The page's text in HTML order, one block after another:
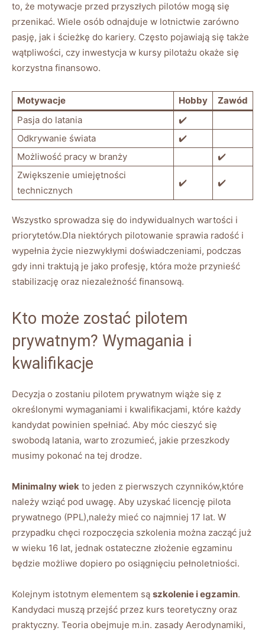
to, że motywacje⁣ przed‌ przyszłych pilotów mogą ⁢się
przenikać.⁤ Wiele osób odnajduje w lotnictwie zarówno
pasję, jak i ścieżkę do ⁢kariery. Często pojawiają się⁢ także
wątpliwości,⁤ czy inwestycja w kursy pilotażu‍ okaże się
korzystna finansowo.
Motywacje Hobby
Zawód
Pasja‍ do latania
✔️
Odkrywanie świata
✔️
Możliwość pracy​ w branży
✔️
Zwiększenie umiejętności⁣
technicznych
✔️ ✔️
Wszystko sprowadza się⁣ do indywidualnych wartości i
priorytetów.Dla niektórych pilotowanie sprawia radość i⁢
wypełnia życie niezwykłymi doświadczeniami, podczas
⁤gdy inni traktują je jako profesję, która może przynieść‌
stabilizację​ oraz⁣ niezależność ‌finansową.
Kto ‍może zostać pilotem
prywatnym?⁤ Wymagania​ i
kwalifikacje
Decyzja o‌ zostaniu ⁣pilotem prywatnym wiąże się z
⁤określonymi ⁣wymaganiami ⁣i kwalifikacjami,⁢ które każdy
kandydat powinien ⁤spełniać. ‍Aby móc cieszyć się
swobodą latania,⁢ warto zrozumieć, jakie przeszkody
musimy pokonać na tej⁤ drodze.
Minimalny wiek to ⁢jeden z​ pierwszych czynników,które
należy wziąć pod⁤ uwagę. Aby uzyskać licencję pilota‌
prywatnego ⁢(PPL),należy mieć co najmniej 17 lat.⁢ W
przypadku chęci rozpoczęcia szkolenia ⁤można zacząć⁢ już
⁣w wieku 16 ⁢lat, jednak ostateczne ‌złożenie egzaminu
będzie możliwe dopiero po osiągnięciu pełnoletniości.
Kolejnym⁣ istotnym elementem są szkolenie​ i egzamin.⁤
Kandydaci ⁣muszą przejść przez ⁢kurs teoretyczny oraz
praktyczny. Teoria obejmuje m.in.⁣ zasady Aerodynamiki,